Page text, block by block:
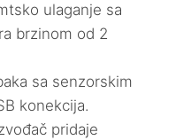
ulaganje sa
brzinom od 2
sa senzorskim
konekcija.
pridaje